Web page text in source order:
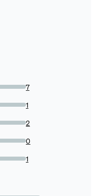
7
1
2
0
1